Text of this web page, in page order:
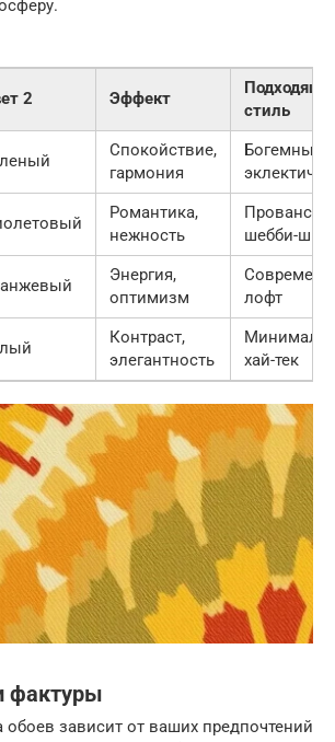
2 Эффект
стиль
Спокойствие,
гармония
Богемный,
Романтика,
нежность
Прованс,
шебби-шик
Энергия,
оптимизм
лофт
Контраст,
элегантность
хай-тек
фактуры
обоев зависит от ваших предпочтений